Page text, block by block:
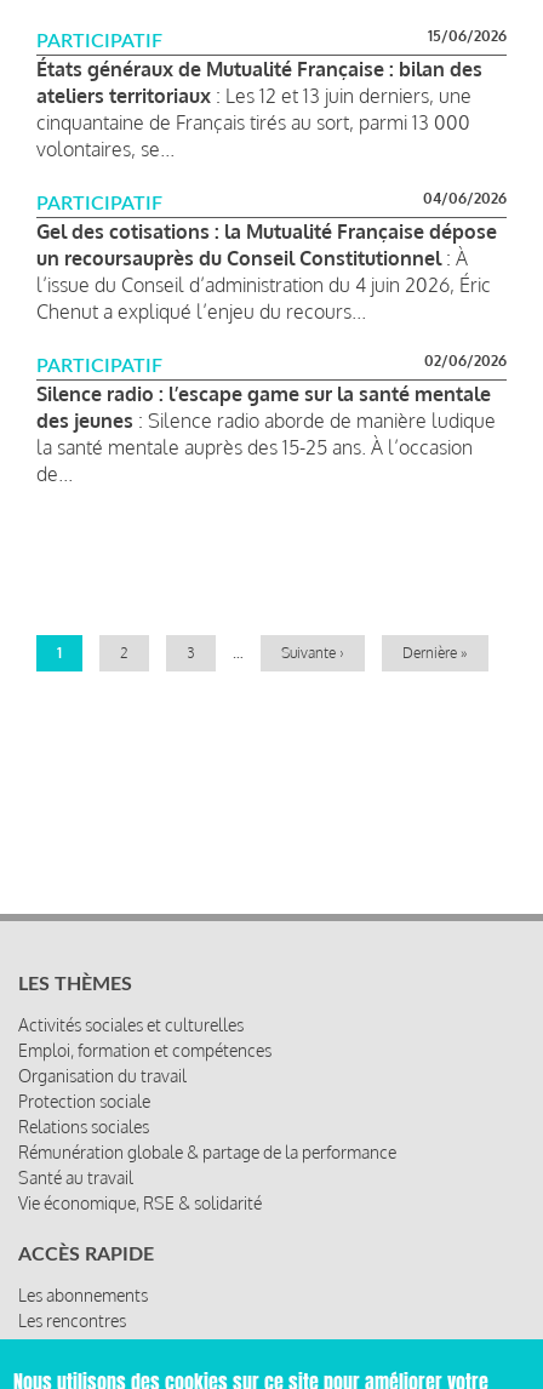
PARTICIPATIF 15/06/2026
États généraux de Mutualité Française : bilan des
ateliers territoriaux : Les 12 et 13 juin derniers, une
cinquantaine de Français tirés au sort, parmi 13 000
volontaires, se...
PARTICIPATIF 04/06/2026
Gel des cotisations : la Mutualité Française dépose
un recoursauprès du Conseil Constitutionnel: À
l’issue du Conseil d’administration du 4 juin 2026, Éric
Chenut a expliqué l’enjeu du recours...
PARTICIPATIF 02/06/2026
Silence radio : l’escape game sur la santé mentale
des jeunes : Silence radio aborde de manière ludique
la santé mentale auprès des 15-25 ans. À l’occasion
de...
Page
1 Page
2 Page
3
Page
Suivante ›
Dernière
Dernière »
LES THÈMES
Activités sociales et culturelles
Emploi, formation et compétences
Organisation du travail
Protection sociale
Relations sociales
Rémunération globale & partage de la performance
Santé au travail
Vie économique, RSE & solidarité
ACCÈS RAPIDE
Les abonnements
Les rencontres
Les ressources
Nous utilisons des cookies sur ce site pour améliorer votre